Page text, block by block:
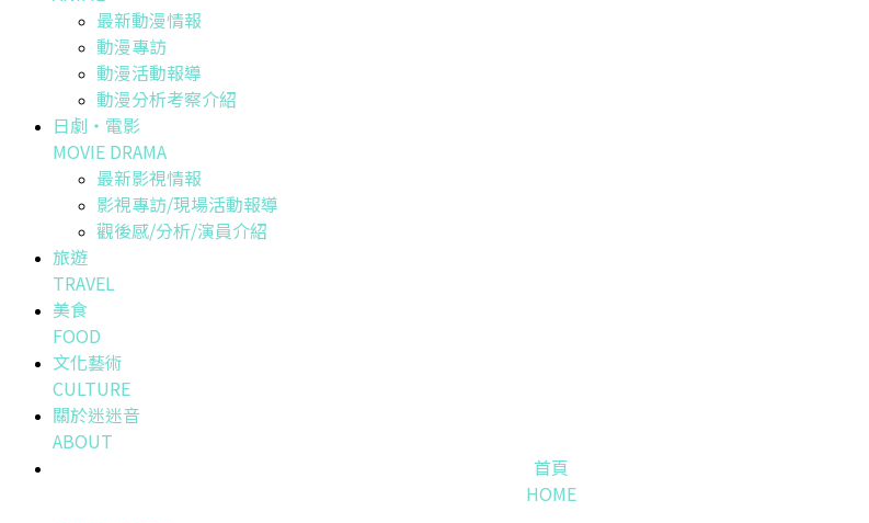
最新動漫情報
動漫專訪
動漫活動報導
動漫分析考察介紹
日劇・電影
MOVIE DRAMA
最新影視情報
影視專訪/現場活動報導
觀後感/分析/演員介紹
旅遊
TRAVEL
美食
FOOD
文化藝術
CULTURE
關於迷迷音
ABOUT
首頁
HOME